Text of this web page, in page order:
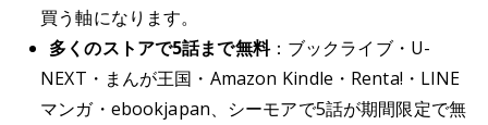
買う軸になります。
多くのストアで5話まで無料：ブックライブ・U-
NEXT・まんが王国・Amazon Kindle・Renta!・LINE
マンガ・ebookjapan、シーモアで5話が期間限定で無